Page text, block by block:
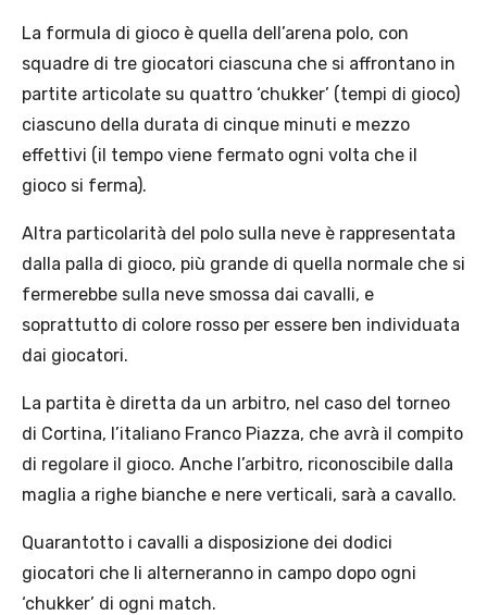
La formula di gioco è quella dell’arena polo, con
squadre di tre giocatori ciascuna che si affrontano in
partite articolate su quattro ‘chukker’ (tempi di gioco)
ciascuno della durata di cinque minuti e mezzo
effettivi (il tempo viene fermato ogni volta che il
gioco si ferma).
Altra particolarità del polo sulla neve è rappresentata
dalla palla di gioco, più grande di quella normale che si
fermerebbe sulla neve smossa dai cavalli, e
soprattutto di colore rosso per essere ben individuata
dai giocatori.
La partita è diretta da un arbitro, nel caso del torneo
di Cortina, l’italiano Franco Piazza, che avrà il compito
di regolare il gioco. Anche l’arbitro, riconoscibile dalla
maglia a righe bianche e nere verticali, sarà a cavallo.
Quarantotto i cavalli a disposizione dei dodici
giocatori che li alterneranno in campo dopo ogni
‘chukker’ di ogni match.